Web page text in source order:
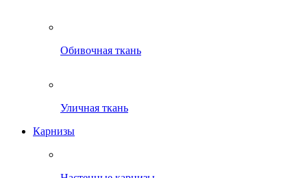
Обивочная ткань
Уличная ткань
Карнизы